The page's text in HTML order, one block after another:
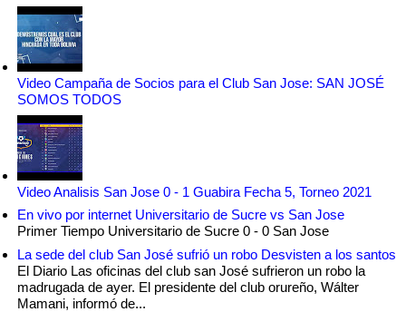
Video Campaña de Socios para el Club San Jose: SAN JOSÉ
SOMOS TODOS
Video Analisis San Jose 0 - 1 Guabira Fecha 5, Torneo 2021
En vivo por internet Universitario de Sucre vs San Jose
Primer Tiempo Universitario de Sucre 0 - 0 San Jose
La sede del club San José sufrió un robo Desvisten a los santos
El Diario Las oficinas del club san José sufrieron un robo la
madrugada de ayer. El presidente del club orureño, Wálter
Mamani, informó de...